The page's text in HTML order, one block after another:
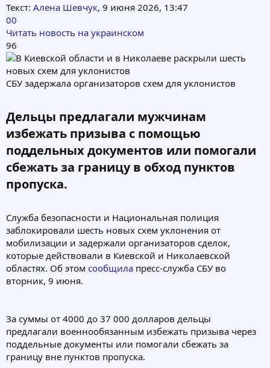
Текст: Алена Шевчук, 9 июня 2026, 13:47
00
Читать новость на украинском
96
СБУ задержала организаторов схем для уклонистов
Дельцы предлагали мужчинам
избежать призыва с помощью
поддельных документов или помогали
сбежать за границу в обход пунктов
пропуска.​
Служба безопасности и Национальная полиция
заблокировали шесть новых схем уклонения от
мобилизации и задержали организаторов сделок,
которые действовали в Киевской и Николаевской
областях. Об этом сообщила пресс-служба СБУ во
вторник, 9 июня.
За суммы от 4000 до 37 000 долларов дельцы
предлагали военнообязанным избежать призыва через
поддельные документы или помогали сбежать за
границу вне пунктов пропуска.